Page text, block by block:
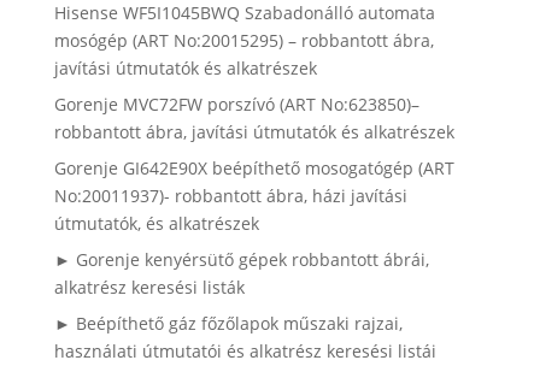
Hisense WF5I1045BWQ Szabadonálló automata
mosógép (ART No:20015295) – robbantott ábra,
javítási útmutatók és alkatrészek
Gorenje MVC72FW porszívó (ART No:623850)–
robbantott ábra, javítási útmutatók és alkatrészek
Gorenje GI642E90X beépíthető mosogatógép (ART
No:20011937)- robbantott ábra, házi javítási
útmutatók, és alkatrészek
► Gorenje kenyérsütő gépek robbantott ábrái,
alkatrész keresési listák
► Beépíthető gáz főzőlapok műszaki rajzai,
használati útmutatói és alkatrész keresési listái